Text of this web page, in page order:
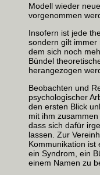
Modell wieder
vorgenommen
Insofern ist jede
sondern gilt immer
dem sich noch
Bündel
herangezogen
Beobachten und
psychologischer
den ersten Blick
mit ihm
dass sich dafür
lassen. Zur
Kommunikation ist
ein Syndrom, ein
einem Namen zu